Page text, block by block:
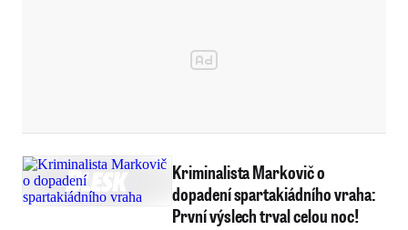
Kriminalista Markovič o
dopadení spartakiádního vraha:
První výslech trval celou noc!